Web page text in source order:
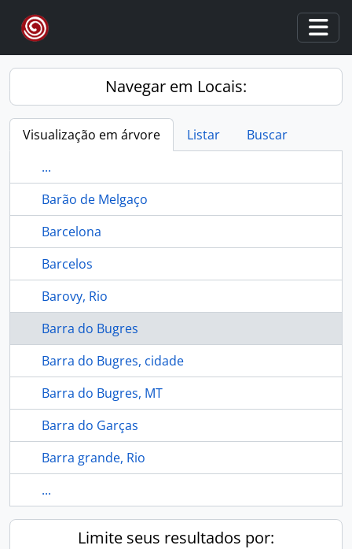
Skip to main content
Navegar em Locais:
Visualização em árvore Listar
Buscar
...
Barão de Melgaço
Barcelona
Barcelos
Barovy, Rio
Barra do Bugres
Barra do Bugres, cidade
Barra do Bugres, MT
Barra do Garças
Barra grande, Rio
...
Limite seus resultados por: